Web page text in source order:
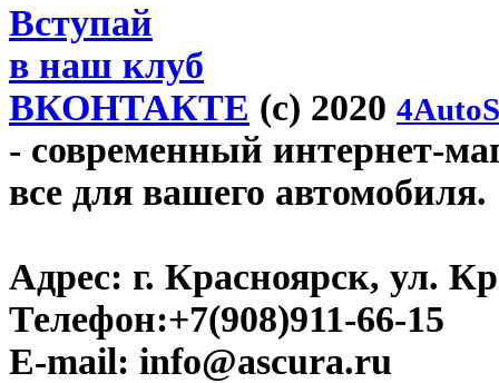
Вступай
в наш клуб
ВКОНТАКТЕ (c) 2020
- современный интернет-
все для вашего автомобиля.
Адрес: г. Красноярск, ул.
Телефон:+7(908)911-66-15
E-mail: info@ascura.ru